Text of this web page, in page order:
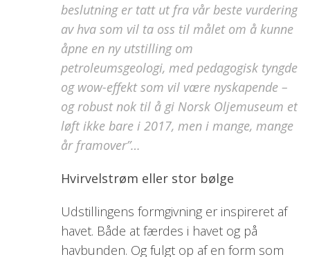
beslutning er tatt ut fra vår beste vurdering
av hva som vil ta oss til målet om å kunne
åpne en ny utstilling om
petroleumsgeologi, med pedagogisk tyngde
og wow-effekt som vil være nyskapende –
og robust nok til å gi Norsk Oljemuseum et
løft ikke bare i 2017, men i mange, mange
år framover”…
Hvirvelstrøm eller stor bølge
Udstillingens formgivning er inspireret af
havet. Både at færdes i havet og på
havbunden. Og fulgt op af en form som